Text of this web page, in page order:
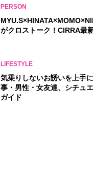
PERSON
がクロストーク！CIRRA最
LIFESTYLE
気乗りしないお誘いを上手
事・男性・女友達、シチュ
ガイド